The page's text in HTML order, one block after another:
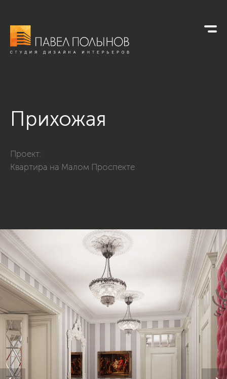
Прихожая
Проект:
Квартира на Малом Проспекте